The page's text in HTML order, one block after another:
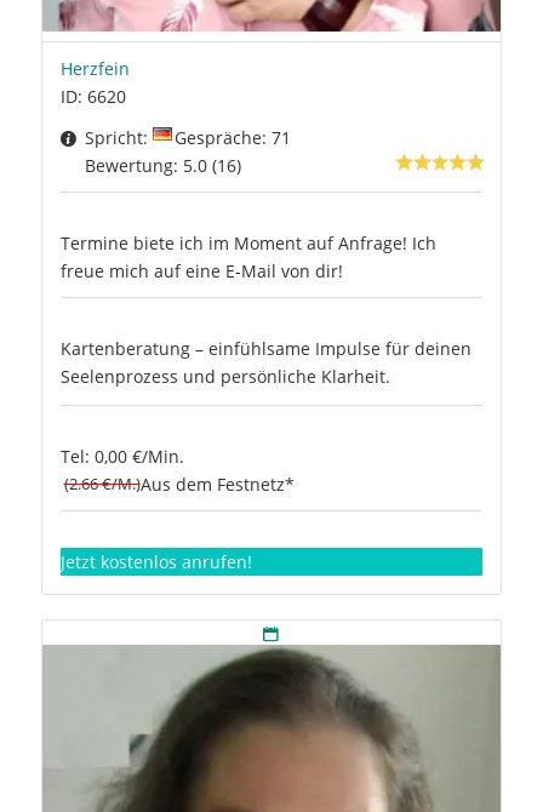
Herzfein
ID: 6620
Spricht:
Gespräche: 71
Bewertung: 5.0 (16)
Termine biete ich im Moment auf Anfrage! Ich
freue mich auf eine E-Mail von dir!
Kartenberatung – einfühlsame Impulse für deinen
Seelenprozess und persönliche Klarheit.
Tel: 0,00 €/Min.
(2.66 €/M.)Aus dem Festnetz*
Jetzt kostenlos anrufen!